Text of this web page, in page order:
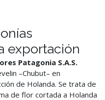
exportación
Patagonia S.A.S.
–Chubut– en
de Holanda. Se trata de
de flor cortada a Holanda